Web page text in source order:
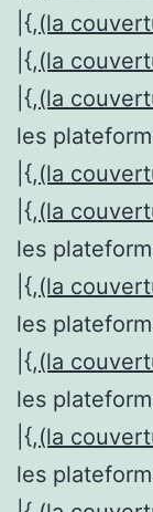
|{,(la
|{,(la
|{,(la
les
|{,(la
|{,(la
les
|{,(la
les
|{,(la
les
|{,(la
les